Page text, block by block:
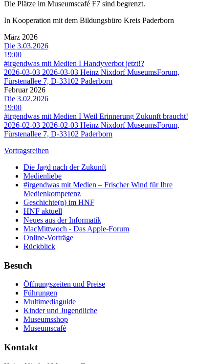
Die Plätze im Museumscafé F7 sind begrenzt.
In Kooperation mit dem Bildungsbüro Kreis Paderborn
März 2026
Die 3.03.2026
19:00
#irgendwas mit Medien I Handyverbot jetzt!?
2026-03-03 2026-03-03 Heinz Nixdorf MuseumsForum,
Fürstenallee 7, D-33102 Paderborn
Februar 2026
Die 3.02.2026
19:00
#irgendwas mit Medien I Weil Erinnerung Zukunft braucht!
2026-02-03 2026-02-03 Heinz Nixdorf MuseumsForum,
Fürstenallee 7, D-33102 Paderborn
Vortragsreihen
Die Jagd nach der Zukunft
Medienliebe
#irgendwas mit Medien – Frischer Wind für Ihre
Medienkompetenz
Geschichte(n) im HNF
HNF aktuell
Neues aus der Informatik
MacMittwoch - Das Apple-Forum
Online-Vorträge
Rückblick
Besuch
Öffnungszeiten und Preise
Führungen
Multimediaguide
Kinder und Jugendliche
Museumsshop
Museumscafé
Kontakt